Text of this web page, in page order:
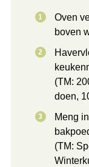
Oven
boven
(TM:
doen,
Meng
(TM: